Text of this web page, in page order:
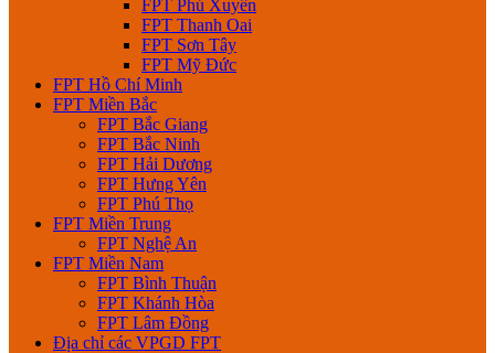
FPT Phú Xuyên
FPT Thanh Oai
FPT Sơn Tây
FPT Mỹ Đức
FPT Hồ Chí Minh
FPT Miền Bắc
FPT Bắc Giang
FPT Bắc Ninh
FPT Hải Dương
FPT Hưng Yên
FPT Phú Thọ
FPT Miền Trung
FPT Nghệ An
FPT Miền Nam
FPT Bình Thuận
FPT Khánh Hòa
FPT Lâm Đồng
Địa chỉ các VPGD FPT